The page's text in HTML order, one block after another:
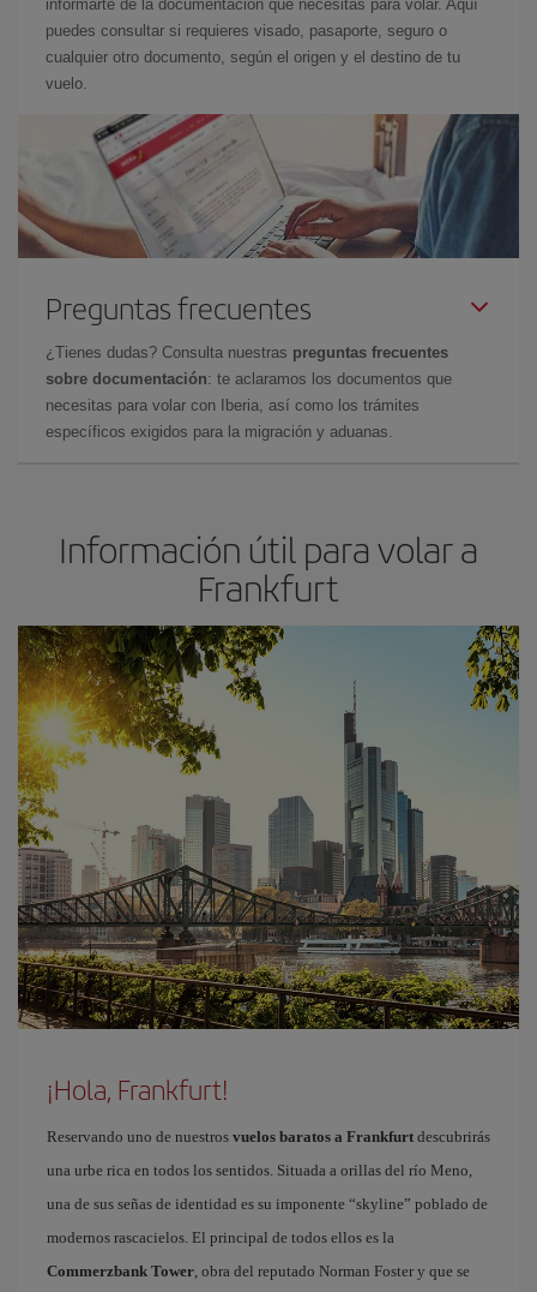
informarte de la documentación que necesitas para volar. Aquí
puedes consultar si requieres visado, pasaporte, seguro o
cualquier otro documento, según el origen y el destino de tu
vuelo.
Preguntas frecuentes
¿Tienes dudas? Consulta nuestras preguntas frecuentes
sobre documentación: te aclaramos los documentos que
necesitas para volar con Iberia, así como los trámites
específicos exigidos para la migración y aduanas.
Información útil para volar a
Frankfurt
¡Hola, Frankfurt!
Reservando uno de nuestros vuelos baratos a Frankfurt descubrirás
una urbe rica en todos los sentidos. Situada a orillas del río Meno,
una de sus señas de identidad es su imponente “skyline” poblado de
modernos rascacielos. El principal de todos ellos es la
Commerzbank Tower, obra del reputado Norman Foster y que se